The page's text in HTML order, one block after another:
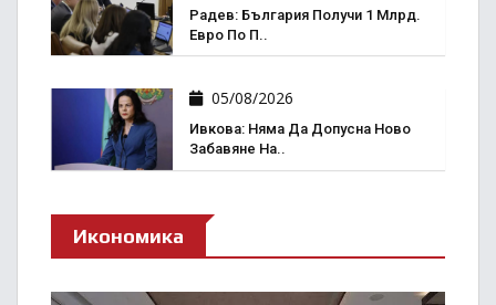
Радев: България Получи 1 Млрд.
Евро По П..
05/08/2026
Ивкова: Няма Да Допусна Ново
Забавяне На..
Икономика